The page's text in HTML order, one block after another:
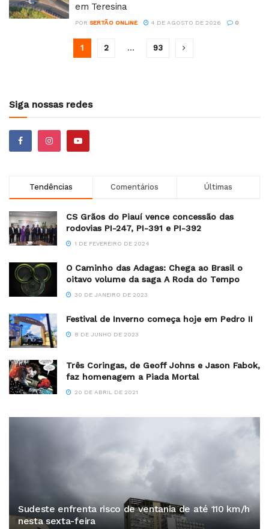
em Teresina
POR SERTÃO ONLINE 4 DE AGOSTO DE 2026 0
1 2 … 93
Siga nossas redes
Tendências Comentários Últimas
CS Grãos do Piauí vence concessão das
rodovias PI-247, PI-391 e PI-392
1 DE FEVEREIRO DE 2024
O Caminho das Adagas: Chega ao Brasil o
oitavo volume da saga A Roda do Tempo
30 DE JANEIRO DE 2023
Festival de Inverno começa hoje em Pedro II
8 DE JUNHO DE 2023
Três Coringas, de Geoff Johns e Jason Fabok,
faz homenagem a Piada Mortal
20 DE ABRIL DE 2021
Sudeste enfrenta risco de ventania de até 110 km/h
nesta sexta-feira